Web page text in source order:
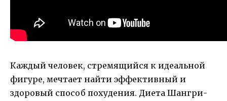
Каждый человек, стремящийся к идеальной
фигуре, мечтает найти эффективный и
здоровый способ похудения. Диета Шангри-